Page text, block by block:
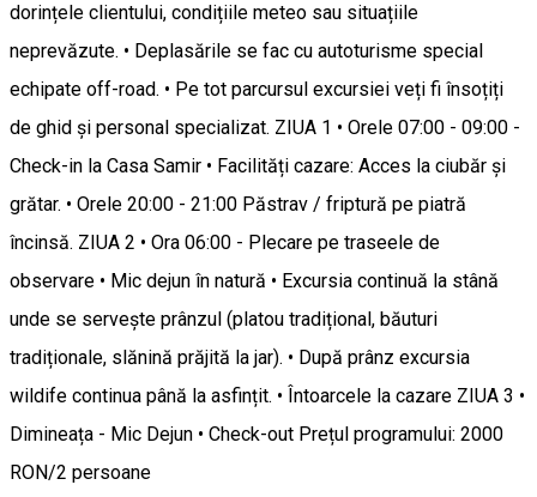
dorințele clientului, condițiile meteo sau situațiile
neprevăzute. • Deplasările se fac cu autoturisme special
echipate off-road. • Pe tot parcursul excursiei veți fi însoțiți
de ghid și personal specializat. ZIUA 1 • Orele 07:00 - 09:00 -
Check-in la Casa Samir • Facilități cazare: Acces la ciubăr și
grătar. • Orele 20:00 - 21:00 Păstrav / friptură pe piatră
încinsă. ZIUA 2 • Ora 06:00 - Plecare pe traseele de
observare • Mic dejun în natură • Excursia continuă la stână
unde se servește prânzul (platou tradițional, băuturi
tradiționale, slănină prăjită la jar). • După prânz excursia
wildife continua până la asfințit. • Întoarcele la cazare ZIUA 3 •
Dimineața - Mic Dejun • Check-out Prețul programului: 2000
RON/2 persoane